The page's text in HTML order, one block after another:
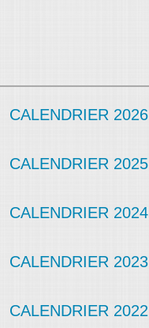
CALENDRIER 2026
CALENDRIER 2025
CALENDRIER 2024
CALENDRIER 2023
CALENDRIER 2022